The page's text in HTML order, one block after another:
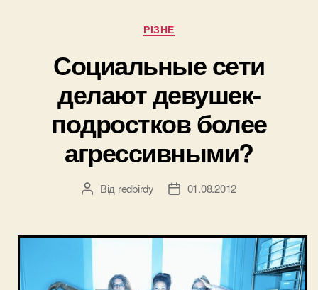
Категорії
РІЗНЕ
Социальные сети
делают девушек-
подростков более
агрессивными?
Автор
Від redbirdy
Дата01.08.2012